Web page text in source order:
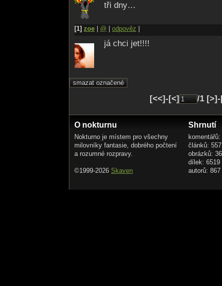
tři dny…
[1] zoe @ odpověz
já chci jet!!!!
[<<]-[<] /1
O nokturnu
Nokturno je místem pro všechny
milovníky fantasie, dobrého počtení
a rozumné rozpravy.
©1999-2026 Skaven
Shrnutí
článků: 557
obrázků:
dílek: 6519
autorů: 867